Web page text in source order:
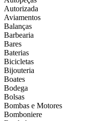
Autorizada
Aviamentos
Balanças
Barbearia
Bares
Baterias
Bicicletas
Bijouteria
Boates
Bodega
Bolsas
Bombas e Motores
Bomboniere